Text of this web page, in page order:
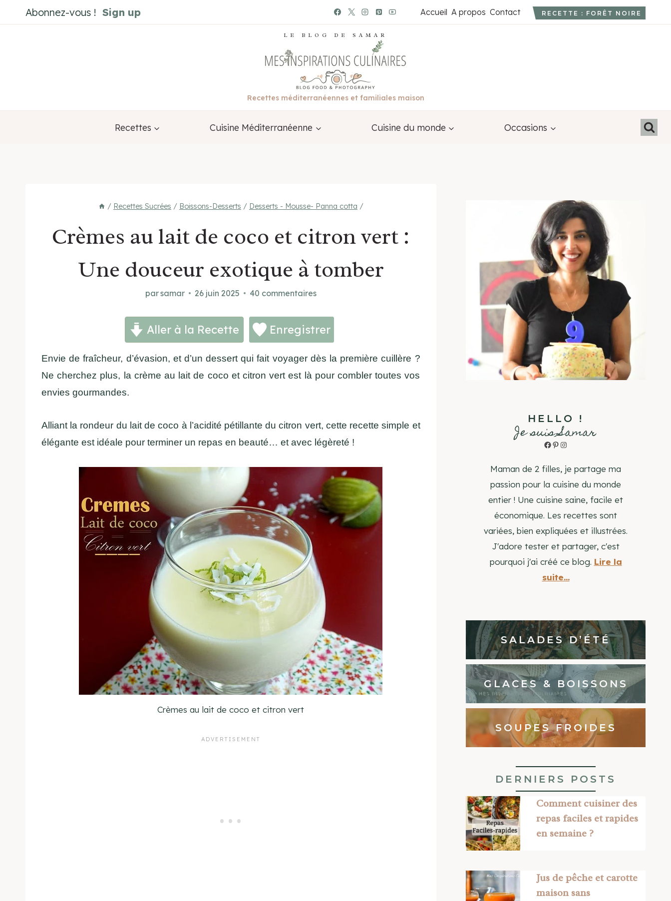
au
Abonnez-vous ! Sign up Accueil A propos Contact RECETTE : FORÊT NOIRE
LE BLOG DE SAMAR
Recettes méditerranéennes et familiales maison
Recettes Cuisine Méditerranéenne Cuisine du monde Occasions
/ Recettes Sucrées / Boissons-Desserts / Desserts - Mousse- Panna cotta /
Crèmes au lait de coco et citron vert :
Une douceur exotique à tomber
parsamar 26 juin 2025 40 commentaires
Aller à la Recette Enregistrer
Envie de fraîcheur, d’évasion, et d’un dessert qui fait voyager dès la première cuillère ?
Ne cherchez plus, la crème au lait de coco et citron vert est là pour combler toutes vos
envies gourmandes.
Alliant la rondeur du lait de coco à l’acidité pétillante du citron vert, cette recette simple et
élégante est idéale pour terminer un repas en beauté… et avec légèreté !
Crèmes au lait de coco et citron vert
HELLO !
Je suis Samar
Facebook
Pinterest
Instagram
Maman de 2 filles, je partage ma
passion pour la cuisine du monde
entier ! Une cuisine saine, facile et
économique. Les recettes sont
variées, bien expliquées et illustrées.
J'adore tester et partager, c'est
pourquoi j'ai créé ce blog. Lire la
suite...
SALADES D’ÉTÉ
GLACES & BOISSONS
SOUPES FROIDES
DERNIERS POSTS
Comment cuisiner des
repas faciles et rapides
en semaine ?
Jus de pêche et carotte
maison sans